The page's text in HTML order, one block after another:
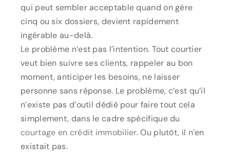
qui peut sembler acceptable quand on gère
cinq ou six dossiers, devient rapidement
ingérable au-delà.
Le problème n’est pas l’intention. Tout courtier
veut bien suivre ses clients, rappeler au bon
moment, anticiper les besoins, ne laisser
personne sans réponse. Le problème, c’est qu’il
n’existe pas d’outil dédié pour faire tout cela
simplement, dans le cadre spécifique du
courtage en crédit immobilier. Ou plutôt, il n’en
existait pas.